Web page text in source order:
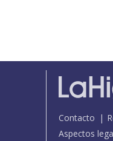
Contacto
Aspectos